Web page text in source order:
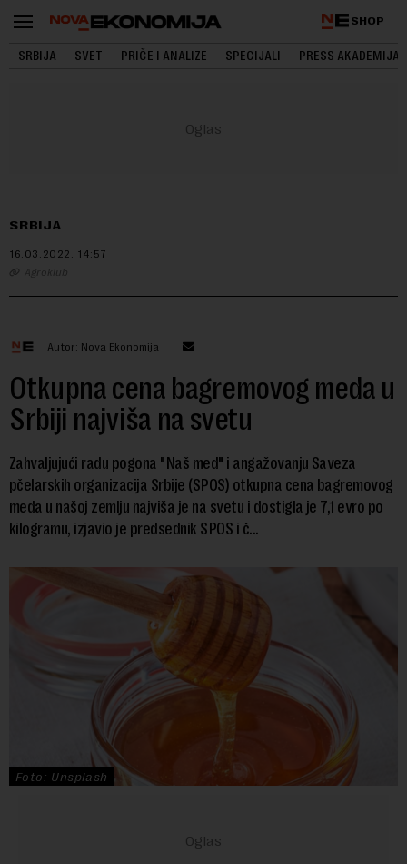
SHOP
SRBIJA SVET PRIČE I ANALIZE SPECIJALI PRESS AKADEMIJA
SRBIJA
16.03.2022. 14:57
Agroklub
Autor: Nova Ekonomija
Otkupna cena bagremovog meda u
Srbiji najviša na svetu
Zahvaljujući radu pogona "Naš med" i angažovanju Saveza
pčelarskih organizacija Srbije (SPOS) otkupna cena bagremovog
meda u našoj zemlju najviša je na svetu i dostigla je 7,1 evro po
kilogramu, izjavio je predsednik SPOS i č...
Foto: Unsplash